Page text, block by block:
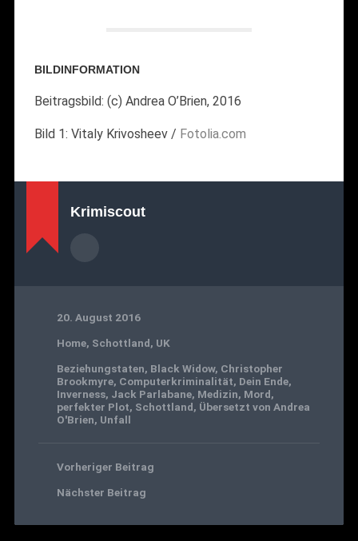
BILDINFORMATION
Beitragsbild: (c) Andrea O’Brien, 2016
Bild 1: Vitaly Krivosheev / Fotolia.com
Krimiscout
20. August 2016
Home, Schottland, UK
Beziehungstaten, Black Widow, Christopher
Brookmyre, Computerkriminalität, Dein Ende,
Inverness, Jack Parlabane, Medizin, Mord,
perfekter Plot, Schottland, Übersetzt von Andrea
O'Brien, Unfall
Vorheriger Beitrag
Nächster Beitrag